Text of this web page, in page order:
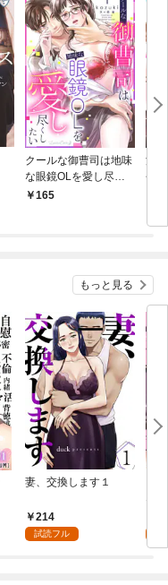
クールな御曹司は地味
な眼鏡OLを愛し尽く
したい【分冊版】 1
165
濃
長
もっと見る
妻、交換します１
214
試読フル
な